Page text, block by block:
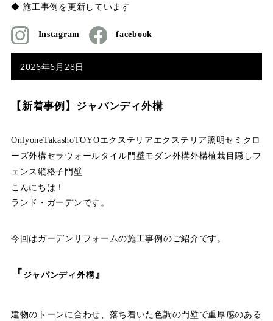
◆ 施工事例を更新しています
Instagram facebook
2026年6月28日
【新着事例】ジャパンディ外構
OnlyoneTakashoTOYOエクステリア エクステリア照明 セミクロ
ーズ外構セラウォール タイル門壁モダン外構外構植栽 目隠しフ
ェンス縦格子 門壁
こんにちは！
ランド・ガーデンです。
今回はガーデンリフォームの施工事例のご紹介です。
『 ジャパンディ外構』
建物のトーンに合わせ、落ち着いた色調の門壁で重厚感のある